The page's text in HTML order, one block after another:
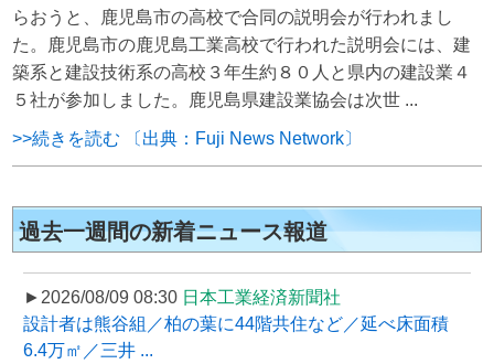
らおうと、鹿児島市の高校で合同の説明会が行われまし
た。鹿児島市の鹿児島工業高校で行われた説明会には、建
築系と建設技術系の高校３年生約８０人と県内の建設業４
５社が参加しました。鹿児島県建設業協会は次世 ...
>>続きを読む 〔出典：Fuji News Network〕
過去一週間の新着ニュース報道
►2026/08/09 08:30 日本工業経済新聞社
設計者は熊谷組／柏の葉に44階共住など／延べ床面積
6.4万㎡／三井 ...